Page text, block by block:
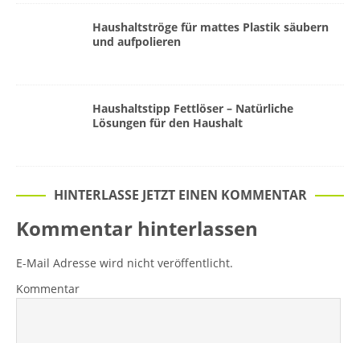
Haushaltströge für mattes Plastik säubern
und aufpolieren
Haushaltstipp Fettlöser – Natürliche
Lösungen für den Haushalt
HINTERLASSE JETZT EINEN KOMMENTAR
Kommentar hinterlassen
E-Mail Adresse wird nicht veröffentlicht.
Kommentar